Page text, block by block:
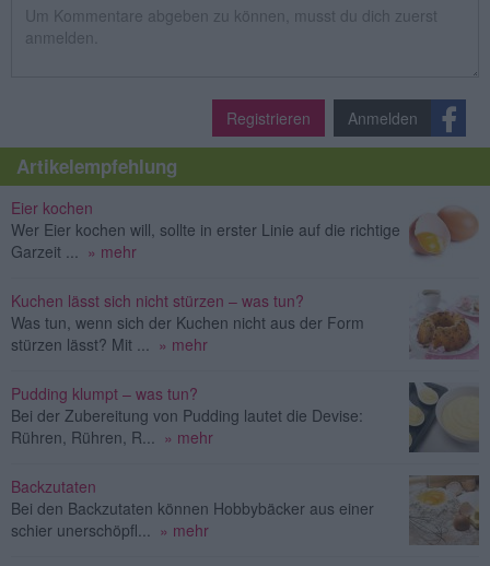
Registrieren Anmelden
Artikelempfehlung
Eier kochen
Wer Eier kochen will, sollte in erster Linie auf die richtige
Garzeit ... » mehr
Kuchen lässt sich nicht stürzen – was tun?
Was tun, wenn sich der Kuchen nicht aus der Form
stürzen lässt? Mit ... » mehr
Pudding klumpt – was tun?
Bei der Zubereitung von Pudding lautet die Devise:
Rühren, Rühren, R... » mehr
Backzutaten
Bei den Backzutaten können Hobbybäcker aus einer
schier unerschöpfl... » mehr